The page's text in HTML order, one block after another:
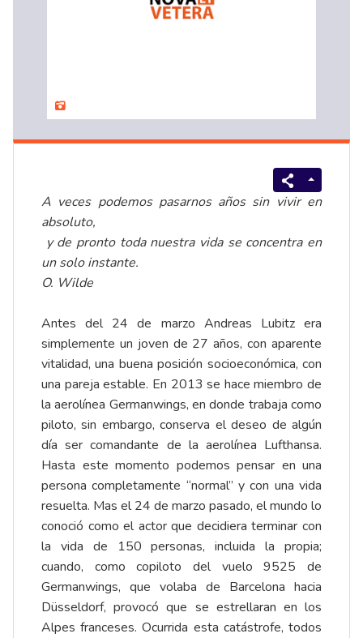
A veces podemos pasarnos años sin vivir en
absoluto,
y de pronto toda nuestra vida se concentra en
un solo instante.
O. Wilde
Antes del 24 de marzo Andreas Lubitz era
simplemente un joven de 27 años, con aparente
vitalidad, una buena posición socioeconómica, con
una pareja estable. En 2013 se hace miembro de
la aerolínea Germanwings, en donde trabaja como
piloto, sin embargo, conserva el deseo de algún
día ser comandante de la aerolínea Lufthansa.
Hasta este momento podemos pensar en una
persona completamente “normal” y con una vida
resuelta. Mas el 24 de marzo pasado, el mundo lo
conoció como el actor que decidiera terminar con
la vida de 150 personas, incluida la propia;
cuando, como copiloto del vuelo 9525 de
Germanwings, que volaba de Barcelona hacia
Düsseldorf, provocó que se estrellaran en los
Alpes franceses. Ocurrida esta catástrofe, todos